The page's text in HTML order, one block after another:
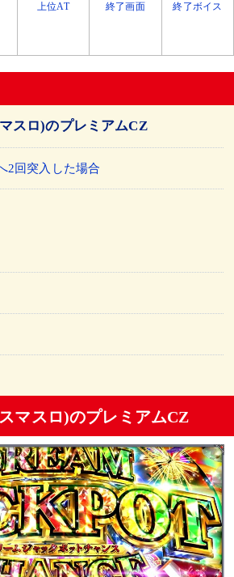
上位AT 終了画面 終了ボイス
スロ)のプレミアムCZ
2回突入した場合
おすすめの関連ページ
マスロ)のプレミアムCZ